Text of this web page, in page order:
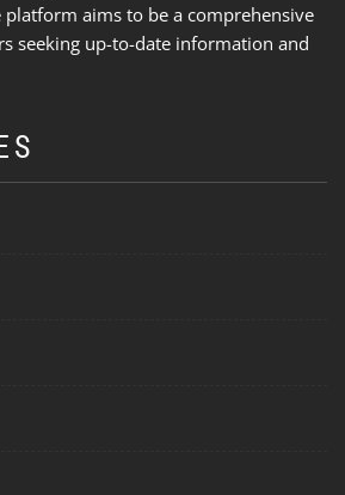
platform aims to be a comprehensive
seeking up-to-date information and